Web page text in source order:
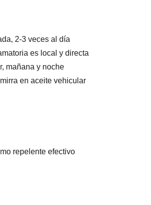
2-3 veces al día
es local y directa
mañana y noche
en aceite vehicular
repelente efectivo